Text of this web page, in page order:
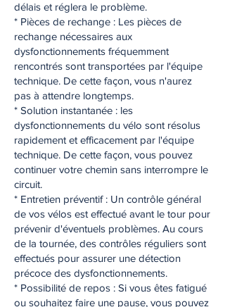
délais et réglera le problème.
* Pièces de rechange : Les pièces de
rechange nécessaires aux
dysfonctionnements fréquemment
rencontrés sont transportées par l'équipe
technique. De cette façon, vous n'aurez
pas à attendre longtemps.
* Solution instantanée : les
dysfonctionnements du vélo sont résolus
rapidement et efficacement par l'équipe
technique. De cette façon, vous pouvez
continuer votre chemin sans interrompre le
circuit.
* Entretien préventif : Un contrôle général
de vos vélos est effectué avant le tour pour
prévenir d'éventuels problèmes. Au cours
de la tournée, des contrôles réguliers sont
effectués pour assurer une détection
précoce des dysfonctionnements.
* Possibilité de repos : Si vous êtes fatigué
ou souhaitez faire une pause, vous pouvez